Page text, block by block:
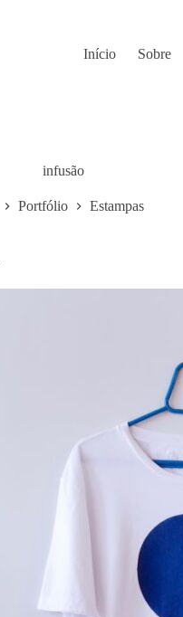
Início Sobre
infusão
Portfólio Estampas